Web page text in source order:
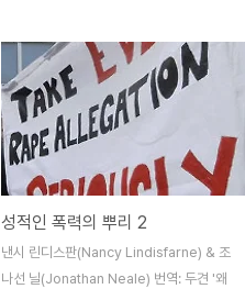
성적인 폭력의 뿌리 2
낸시 린디스판(Nancy Lindisfarne) & 조
나선 닐(Jonathan Neale) 번역: 두견 '왜